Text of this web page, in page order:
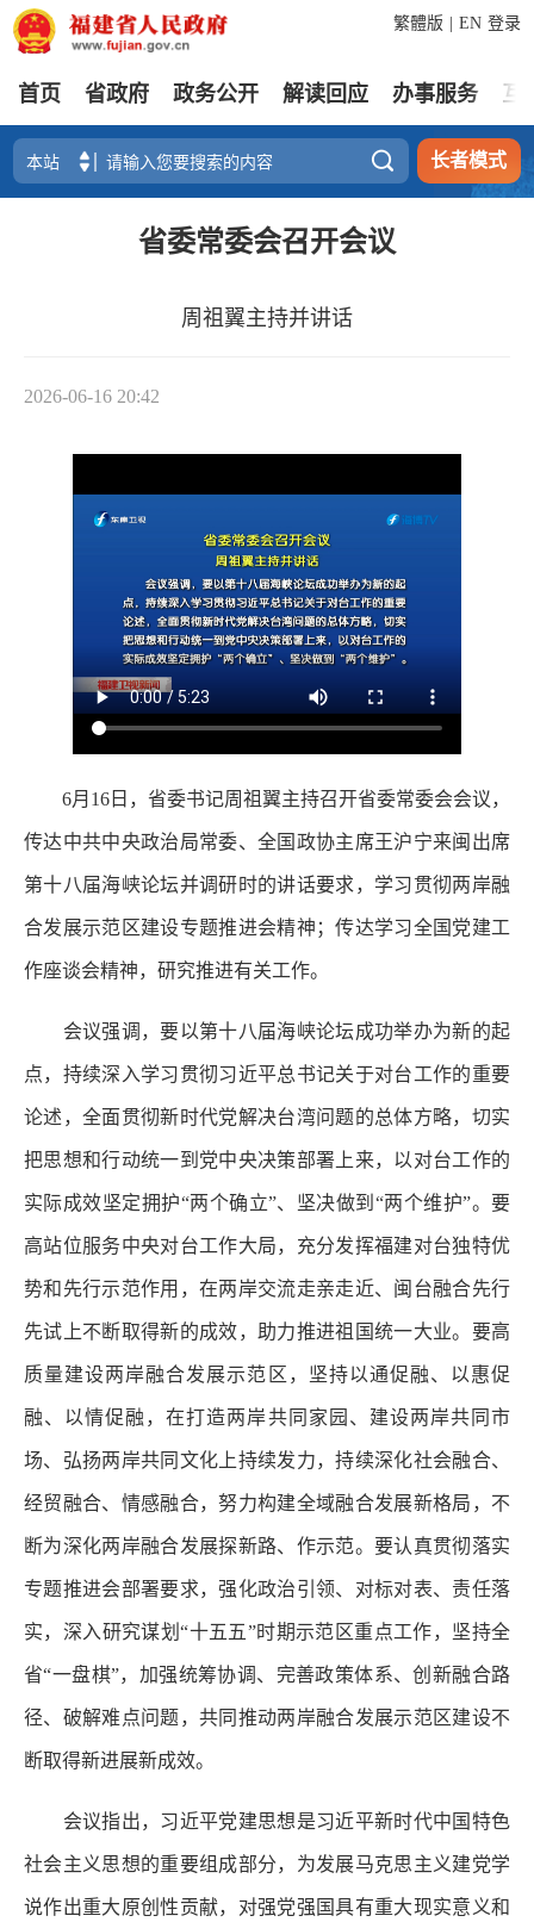
登录
繁體版 EN
首页 省政府 政务公开 解读回应 办事服务 互
 长者模式
省委常委会召开会议
周祖翼主持并讲话
2026-06-16 20:42
6月16日，省委书记周祖翼主持召开省委常委会会议，
传达中共中央政治局常委、全国政协主席王沪宁来闽出席
第十八届海峡论坛并调研时的讲话要求，学习贯彻两岸融
合发展示范区建设专题推进会精神；传达学习全国党建工
作座谈会精神，研究推进有关工作。
会议强调，要以第十八届海峡论坛成功举办为新的起
点，持续深入学习贯彻习近平总书记关于对台工作的重要
论述，全面贯彻新时代党解决台湾问题的总体方略，切实
把思想和行动统一到党中央决策部署上来，以对台工作的
实际成效坚定拥护“两个确立”、坚决做到“两个维护”。要
高站位服务中央对台工作大局，充分发挥福建对台独特优
势和先行示范作用，在两岸交流走亲走近、闽台融合先行
先试上不断取得新的成效，助力推进祖国统一大业。要高
质量建设两岸融合发展示范区，坚持以通促融、以惠促
融、以情促融，在打造两岸共同家园、建设两岸共同市
场、弘扬两岸共同文化上持续发力，持续深化社会融合、
经贸融合、情感融合，努力构建全域融合发展新格局，不
断为深化两岸融合发展探新路、作示范。要认真贯彻落实
专题推进会部署要求，强化政治引领、对标对表、责任落
实，深入研究谋划“十五五”时期示范区重点工作，坚持全
省“一盘棋”，加强统筹协调、完善政策体系、创新融合路
径、破解难点问题，共同推动两岸融合发展示范区建设不
断取得新进展新成效。
会议指出，习近平党建思想是习近平新时代中国特色
社会主义思想的重要组成部分，为发展马克思主义建党学
说作出重大原创性贡献，对强党强国具有重大现实意义和